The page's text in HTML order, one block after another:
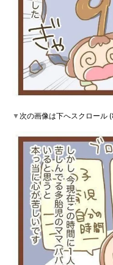
▼次の画像は下へスクロール